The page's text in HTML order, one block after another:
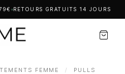
RETOURS GRATUITS 14 JOURS
FEMME /
PULLS